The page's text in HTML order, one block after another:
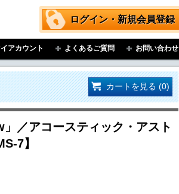
ログイン・新規会員登録
アカウント よくあるご質問 お問い合わせ
カートを見る (0)
」／アコースティック・アスト
7】